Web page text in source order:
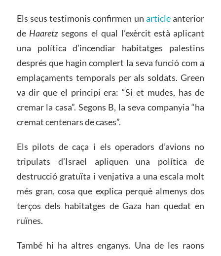
Els seus testimonis confirmen unarticleanterior
de Haaretz segons el qual l’exèrcit està aplicant
una política d’incendiar habitatges palestins
després que hagin complert la seva funció com a
emplaçaments temporals per als soldats. Green
va dir que el principi era: “Si et mudes, has de
cremar la casa”. Segons B, la seva companyia “ha
cremat centenars de cases”.
Els pilots de caça i els operadors d’avions no
tripulats d’Israel apliquen una política de
destrucció gratuïta i venjativa a una escala molt
més gran, cosa que explica perquè almenys dos
terços dels habitatges de Gaza han quedat en
ruïnes.
També hi ha altres enganys. Una de les raons